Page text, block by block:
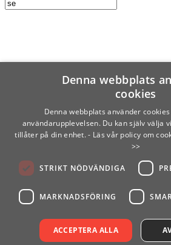
Denna webbplats
cookies
Denna webbplats använder
användarupplevelsen. Du kan själv välja
tillåter på din enhet. - Läs vår policy om
>>
STRIKT NÖDVÄNDIGA
MARKNADSFÖRING
ACCEPTERA ALLA